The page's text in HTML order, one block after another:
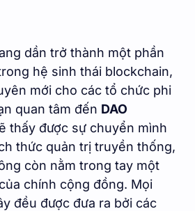
dần trở thành một phần
hệ sinh thái blockchain,
mới cho các tổ chức phi
quan tâm đến DAO
thấy được sự chuyển mình
thức quản trị truyền thống,
còn nằm trong tay một
chính cộng đồng. Mọi
đều được đưa ra bởi các